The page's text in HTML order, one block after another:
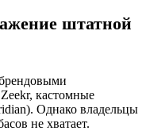
штатной
кастомные
Однако владельцы
не хватает.